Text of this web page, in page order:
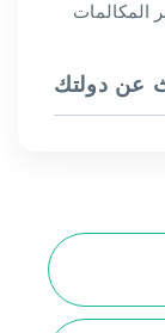
عن دولتك